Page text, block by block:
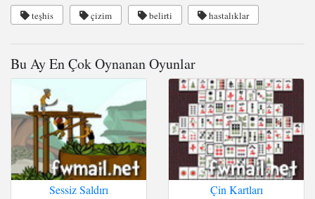
teşhis çizim belirti hastalıklar
Bu Ay En Çok Oynanan Oyunlar
Sessiz Saldırı Çin Kartları